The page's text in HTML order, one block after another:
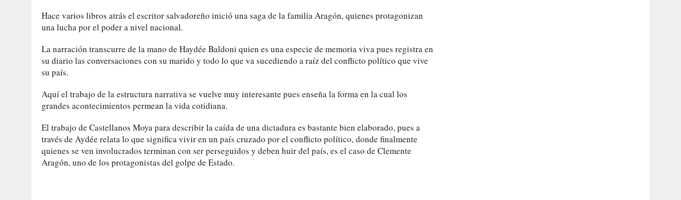
Hace varios libros atrás el escritor salvadoreño inició una saga de la familia Aragón, quienes protagonizan
una lucha por el poder a nivel nacional.
La narración transcurre de la mano de Haydée Baldoni quien es una especie de memoria viva pues registra en
su diario las conversaciones con su marido y todo lo que va sucediendo a raíz del conflicto político que vive
su país.
Aquí el trabajo de la estructura narrativa se vuelve muy interesante pues enseña la forma en la cual los
grandes acontecimientos permean la vida cotidiana.
El trabajo de Castellanos Moya para describir la caída de una dictadura es bastante bien elaborado, pues a
través de Aydée relata lo que significa vivir en un país cruzado por el conflicto político, donde finalmente
quienes se ven involucrados terminan con ser perseguidos y deben huir del país, es el caso de Clemente
Aragón, uno de los protagonistas del golpe de Estado.